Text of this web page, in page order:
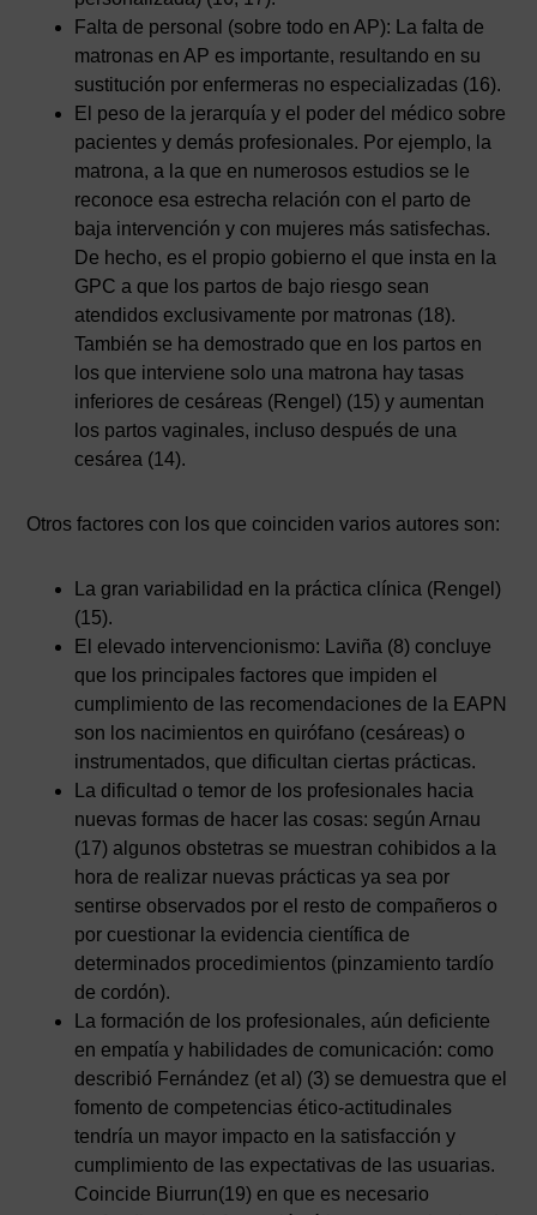
Falta de personal (sobre todo en AP): La falta de
matronas en AP es importante, resultando en su
sustitución por enfermeras no especializadas (16).
El peso de la jerarquía y el poder del médico sobre
pacientes y demás profesionales. Por ejemplo, la
matrona, a la que en numerosos estudios se le
reconoce esa estrecha relación con el parto de
baja intervención y con mujeres más satisfechas.
De hecho, es el propio gobierno el que insta en la
GPC a que los partos de bajo riesgo sean
atendidos exclusivamente por matronas (18).
También se ha demostrado que en los partos en
los que interviene solo una matrona hay tasas
inferiores de cesáreas (Rengel) (15) y aumentan
los partos vaginales, incluso después de una
cesárea (14).
Otros factores con los que coinciden varios autores son:
La gran variabilidad en la práctica clínica (Rengel)
(15).
El elevado intervencionismo: Laviña (8) concluye
que los principales factores que impiden el
cumplimiento de las recomendaciones de la EAPN
son los nacimientos en quirófano (cesáreas) o
instrumentados, que dificultan ciertas prácticas.
La dificultad o temor de los profesionales hacia
nuevas formas de hacer las cosas: según Arnau
(17) algunos obstetras se muestran cohibidos a la
hora de realizar nuevas prácticas ya sea por
sentirse observados por el resto de compañeros o
por cuestionar la evidencia científica de
determinados procedimientos (pinzamiento tardío
de cordón).
La formación de los profesionales, aún deficiente
en empatía y habilidades de comunicación: como
describió Fernández (et al) (3) se demuestra que el
fomento de competencias ético-actitudinales
tendría un mayor impacto en la satisfacción y
cumplimiento de las expectativas de las usuarias.
Coincide Biurrun(19) en que es necesario